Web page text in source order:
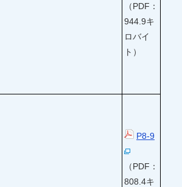
（PDF：
944.9キ
ロバイ
ト）
P8-9
（PDF：
808.4キ